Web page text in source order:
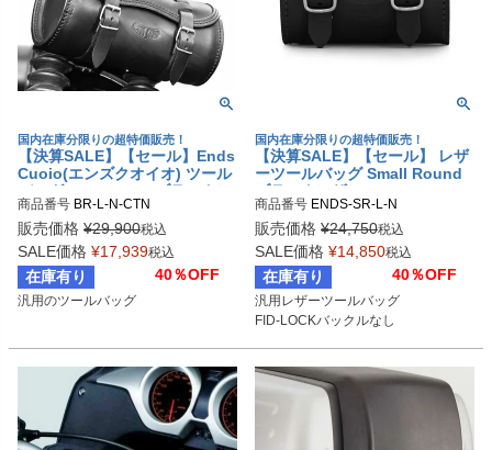
国内在庫分限りの超特価販売！
【決算SALE】【セール】Ends
Cuoio(エンズクオイオ) ツール
バッグ BIG Round ブラックレ
ザー
商品番号 BR-L-N-CTN
BR.L.N
https://www.endscuoio.com/product/
big-round/
定番商品
販売価格 ¥29,900税込
SALE価格 ¥17,939税込
在庫有り 40％OFF
汎用のツールバッグ
国内在庫分限りの超特価販売！
【決算SALE】【セール】 レザ
ーツールバッグ Small Round
ブラックレザー Ends Cuoio
(エンズクオイオ)
商品番号 ENDS-SR-L-N
SR.L.N
メーカーサイト：https://www.endscu
oio.com/product/small-round/
販売価格 ¥24,750税込
SALE価格 ¥14,850税込
在庫有り 40％OFF
汎用レザーツールバッグ
FID-LOCKバックルなし